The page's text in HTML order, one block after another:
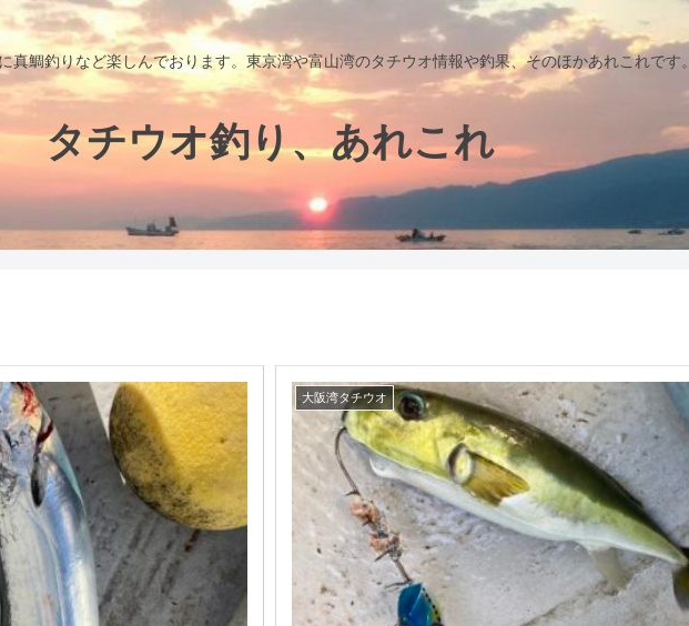
真鯛釣りなど楽しんでおります。東京湾や富山湾のタチウオ情報や釣果、そのほかあれこれです。
タチウオ釣り、あれこれ
大阪湾タチウオ